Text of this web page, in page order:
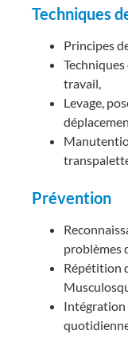
Techniques
Principes
travail,
Levage,
Prévention
problèmes
Répétition
Intégration